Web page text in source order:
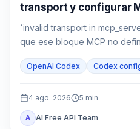
transport y configurar
`invalid transport in
que ese bloque MCP no
por separado.
OpenAI Codex Codex
4 ago. 2026 5 min
A AI Free API Team